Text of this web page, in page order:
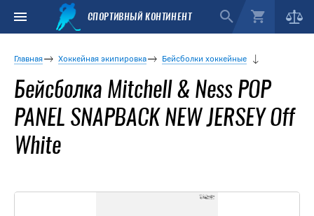
СПОРТИВНЫЙ КОНТИНЕНТ
Главная Хоккейная экипировка Бейсболки хоккейные
Бейсболка Mitchell & Ness POP
PANEL SNAPBACK NEW JERSEY Off
White